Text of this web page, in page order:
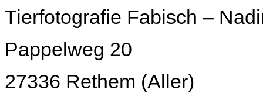
Tierfotografie Fabisch –
Pappelweg 20
27336 Rethem (Aller)